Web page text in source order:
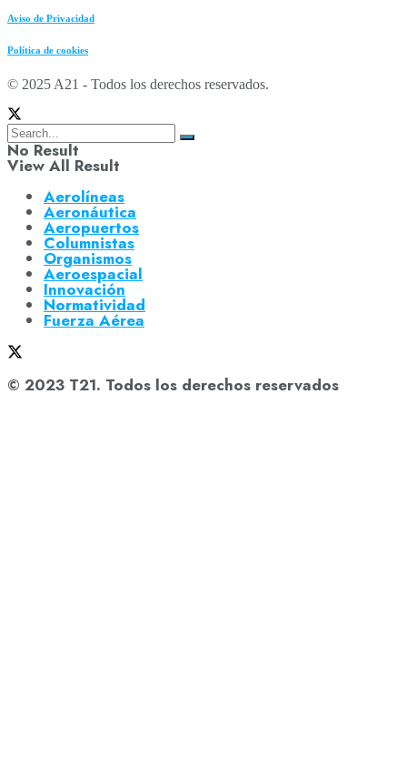
Aviso de Privacidad
Política de cookies
© 2025 A21 - Todos los derechos reservados.
No Result
View All Result
Aerolíneas
Aeronáutica
Aeropuertos
Columnistas
Organismos
Aeroespacial
Innovación
Normatividad
Fuerza Aérea
© 2023 T21. Todos los derechos reservados